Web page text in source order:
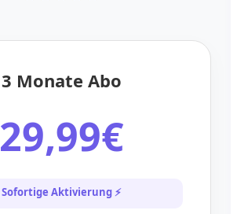
3 Monate Abo
29,99€
Sofortige Aktivierung ⚡